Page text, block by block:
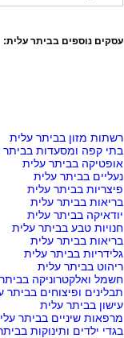
עסקים נוספים בביתר עלית:
רשתות מזון בביתר עלית
בתי קפה ומסעדות בביתר
אופטיקה בביתר עלית
נעליים בביתר עלית
פיצריות בביתר עלית
בריאות בביתר עלית
יודאיקה בביתר עלית
חנויות טבע בביתר עלית
בריאות בביתר עלית
גלידריות בביתר עלית
ריהוט בביתר עלית
חשמל ואלקטרוניקה
תבלינים ופיצוחים בביתר
עישון בביתר עלית
מרפאות שיניים בביתר
בגדי ילדים ותינוקות